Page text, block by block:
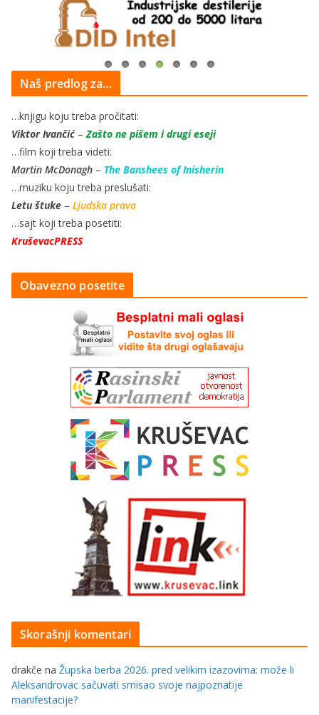
Naš predlog za…
…knjigu koju treba pročitati:
Viktor Ivančić– Zašto ne pišem i drugi eseji
…film koji treba videti:
Martin McDonagh – The Banshees of Inisherin
…muziku koju treba preslušati:
Letu štuke – Ljudska prava
…sajt koji treba posetiti:
KruševacPRESS
Obavezno posetite
Skorašnji komentari
drakče na Župska berba 2026. pred velikim izazovima: može li
Aleksandrovac sačuvati smisao svoje najpoznatije
manifestacije?